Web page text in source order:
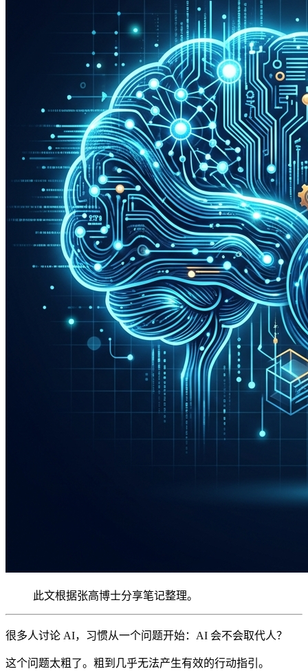
此文根据张高博士分享笔记整理。
很多人讨论 AI，习惯从一个问题开始：AI 会不会取代人？
这个问题太粗了。粗到几乎无法产生有效的行动指引。